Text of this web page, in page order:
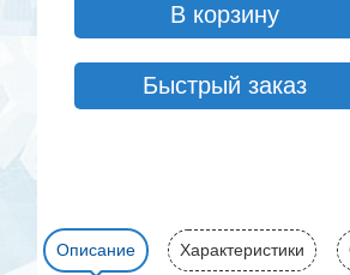
В корзину
Быстрый заказ
Описание Характеристики